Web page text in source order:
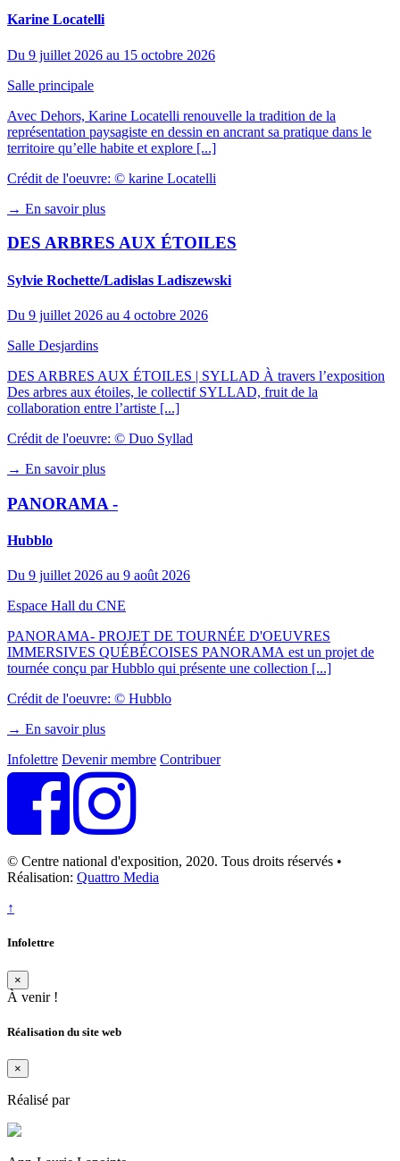
Karine Locatelli
Du 9 juillet 2026 au 15 octobre 2026
Salle principale
Avec Dehors, Karine Locatelli renouvelle la tradition de la
représentation paysagiste en dessin en ancrant sa pratique dans le
territoire qu’elle habite et explore [...]
Crédit de l'oeuvre: © karine Locatelli
→ En savoir plus
DES ARBRES AUX ÉTOILES
Sylvie Rochette/Ladislas Ladiszewski
Du 9 juillet 2026 au 4 octobre 2026
Salle Desjardins
DES ARBRES AUX ÉTOILES | SYLLAD À travers l’exposition
Des arbres aux étoiles, le collectif SYLLAD, fruit de la
collaboration entre l’artiste [...]
Crédit de l'oeuvre: © Duo Syllad
→ En savoir plus
PANORAMA -
Hubblo
Du 9 juillet 2026 au 9 août 2026
Espace Hall du CNE
PANORAMA- PROJET DE TOURNÉE D'OEUVRES
IMMERSIVES QUÉBÉCOISES PANORAMA est un projet de
tournée conçu par Hubblo qui présente une collection [...]
Crédit de l'oeuvre: © Hubblo
→ En savoir plus
Infolettre Devenir membre Contribuer
© Centre national d'exposition, 2020. Tous droits réservés •
Réalisation: Quattro Media
↑
Infolettre
×
À venir !
Réalisation du site web
×
Réalisé par